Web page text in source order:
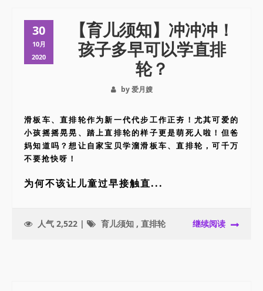
30
10月
2020
【育儿须知】冲冲冲！
孩子多早可以学直排
轮？
by 爱月嫂
滑板车、直排轮作为新一代代步工作正夯！尤其可爱的
小孩摇摇晃晃、踏上直排轮的样子更是萌死人啦！但爸
妈知道吗？想让自家宝贝学溜滑板车、直排轮，可千万
不要抢快呀！
为何不该让儿童过早接触直...
人气 2,522 | 育儿须知 , 直排轮 继续阅读